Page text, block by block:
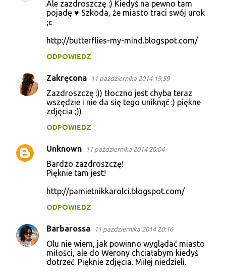
Ale zazdroszczę :) Kiedyś na pewno tam
pojadę ♥ Szkoda, że miasto traci swój urok
;c
http://butterflies-my-mind.blogspot.com/
ODPOWIEDZ
Zakręcona 11 października 2014 19:59
Zazdroszczę :)) tłoczno jest chyba teraz
wszędzie i nie da się tego uniknąć :) piękne
zdjęcia ;))
ODPOWIEDZ
Unknown 11 października 2014 20:04
Bardzo zazdroszczę!
Pięknie tam jest!
http://pamietnikkarolci.blogspot.com/
ODPOWIEDZ
Barbarossa 11 października 2014 20:16
Olu nie wiem, jak powinno wyglądać miasto
miłości, ale do Werony chciałabym kiedyś
dotrzeć. Pięknie zdjęcia. Miłej niedzieli.